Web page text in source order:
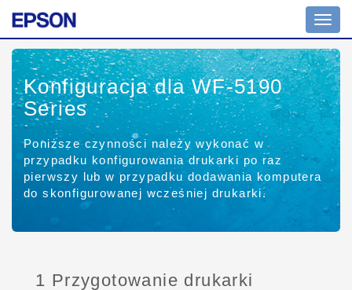
Konfiguracja dla WF-5190
Series
Poniższe czynności należy wykonać w
przypadku konfigurowania drukarki po raz
pierwszy lub w przypadku dodawania komputera
do skonfigurowanej wcześniej drukarki.
1 Przygotowanie drukarki